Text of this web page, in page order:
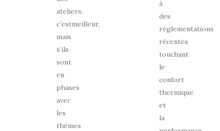
ateliers,
c’estmeilleur,
mais
s’ils
sont
en
phases
avec
les
thèmes
à
des
réglementations
récentes
touchant
le
confort
thermique
et
la